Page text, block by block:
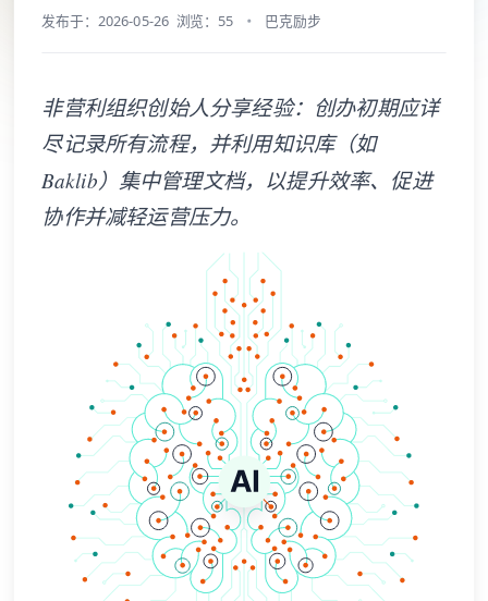
发布于：2026-05-26 浏览：55 巴克励步
非营利组织创始人分享经验：创办初期应详
尽记录所有流程，并利用知识库（如
Baklib）集中管理文档，以提升效率、促进
协作并减轻运营压力。